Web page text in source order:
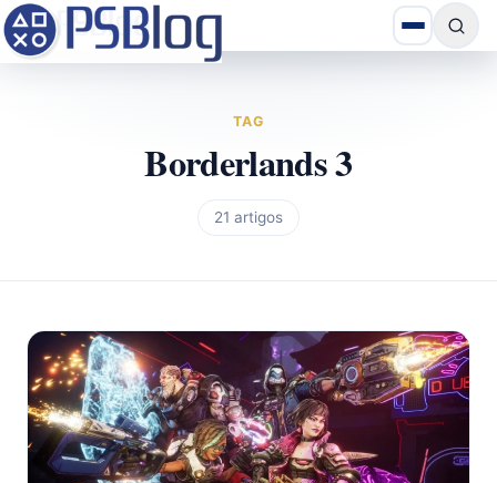
TAG
Borderlands 3
21 artigos